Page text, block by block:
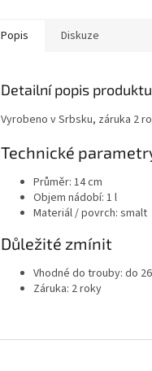
Popis Diskuze
Detailní popis produktu
Vyrobeno v Srbsku, záruka 2
Technické
Průměr: 14 cm
Objem nádobí: 1 l
Materiál / povrch: smalt
Důležité zmínit
Vhodné do trouby: do
Záruka: 2 roky